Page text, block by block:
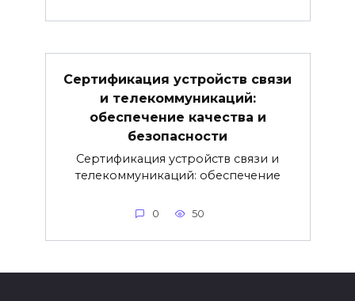
Сертификация устройств связи
и телекоммуникаций:
обеспечение качества и
безопасности
Сертификация устройств связи и
телекоммуникаций: обеспечение
0 50